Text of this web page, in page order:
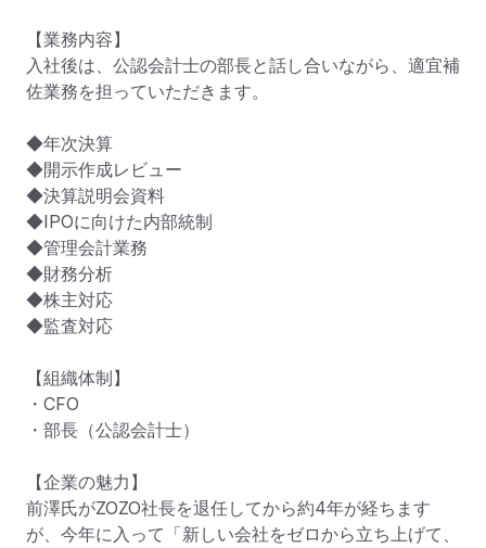
【業務内容】
入社後は、公認会計士の部長と話し合いながら、適宜補
佐業務を担っていただきます。
◆年次決算
◆開示作成レビュー
◆決算説明会資料
◆IPOに向けた内部統制
◆管理会計業務
◆財務分析
◆株主対応
◆監査対応
【組織体制】
・CFO
・部長（公認会計士）
【企業の魅力】
前澤氏がZOZO社長を退任してから約4年が経ちます
が、今年に入って「新しい会社をゼロから立ち上げて、